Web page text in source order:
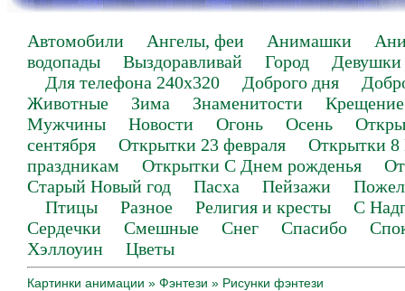
Автомобили Ангелы, феи Анимашки
водопады
Выздоравливай Город
Девушки
Для телефона 240х320
Доброго дня
Животные
Зима Знаменитости
Крещение
Мужчины
Новости Огонь Осень
сентября
Открытки 23 февраля
Открытки 8
праздникам
Открытки С Днем рожденья
Старый Новый год
Пасха Пейзажи
Птицы
Разное Религия и кресты
С
Сердечки
Смешные Снег Спасибо
Хэллоуин
Цветы
Картинки анимации » Фэнтези » Рисунки фэнтези